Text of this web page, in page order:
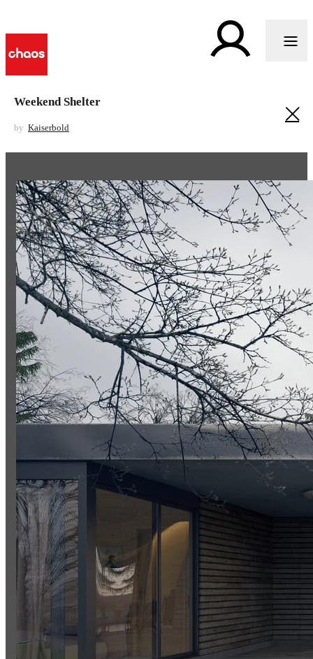
Weekend Shelter
by Kaiserbold